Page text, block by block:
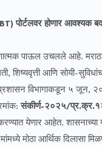
पोर्टलवर होणार आवश्यक
पाऊल उचलले आहे.
शिष्यवृत्ती आणि सोयी-
विभागाकडून ५ जून,
संकीर्ण-२०२५/
येणार आहेत. शासनाच्या
मोठा आर्थिक दिलासा